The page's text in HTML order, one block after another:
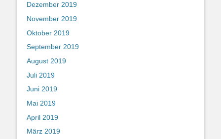
Dezember 2019
November 2019
Oktober 2019
September 2019
August 2019
Juli 2019
Juni 2019
Mai 2019
April 2019
März 2019